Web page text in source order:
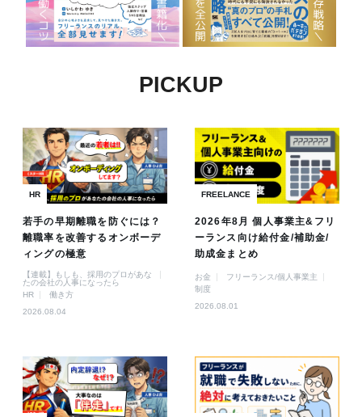
PICKUP
HR
若手の早期離職を防ぐには？
離職率を改善するオンボーデ
ィングの極意
【連載】もしも、採用のプロがあな
たの会社の人事になったら
HR
働き方
2026.08.04
FREELANCE
2026年8月 個人事業主&フリ
ーランス向け給付金/補助金/
助成金まとめ
お金
フリーランス/個人事業主
制度
2026.08.01